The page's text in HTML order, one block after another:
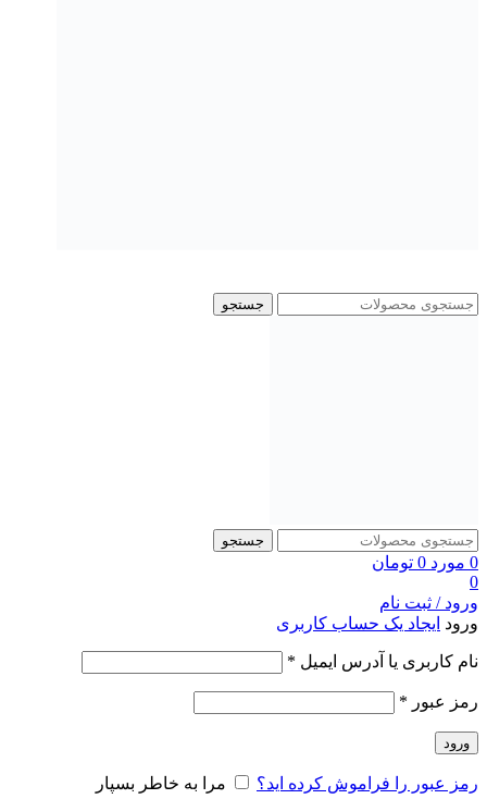
جستجو
جستجو
0 مورد 0 تومان
0
ورود / ثبت نام
ورود ایجاد یک حساب کاربری
نام کاربری یا آدرس ایمیل *
رمز عبور *
ورود
رمز عبور را فراموش کرده اید؟ مرا به خاطر بسپار